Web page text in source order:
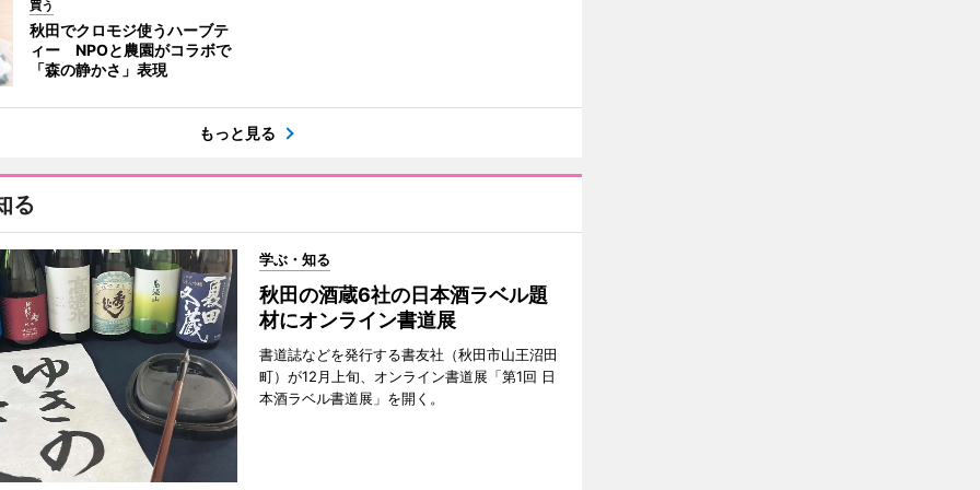
買う
秋田でクロモジ使うハーブテ
ィー NPOと農園がコラボで
「森の静かさ」表現
もっと見る
る
学ぶ・知る
秋田の酒蔵6社の日本酒ラベル題
材にオンライン書道展
書道誌などを発行する書友社（秋田市山王沼田
町）が12月上旬、オンライン書道展「第1回 日
本酒ラベル書道展」を開く。